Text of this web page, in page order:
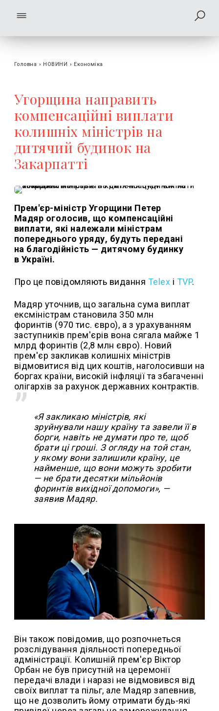
Головна › НОВИНИ › Економіка
Угорщина направить
компенсаційні виплати
колишніх міністрів на
дитячий будинок на
Закарпатті
Прем'єр-міністр Угорщини Петер
Мадяр оголосив, що компенсаційні
виплати, які належали міністрам
попереднього уряду, будуть передані
на благодійність — дитячому будинку
в Україні.
Про це повідомляють видання Telex і TVP.
Мадяр уточнив, що загальна сума виплат
ексміністрам становила 350 млн
форинтів (970 тис. євро), а з урахуванням
заступників прем'єрів вона сягала майже 1
млрд форинтів (2,8 млн євро). Новий
прем'єр закликав колишніх міністрів
відмовитися від цих коштів, наголосивши на
боргах країни, високій інфляції та збагаченні
олігархів за рахунок державних контрактів.
«Я закликаю міністрів, які
зруйнували нашу країну та завели її в
борги, навіть не думати про те, щоб
брати ці гроші. З огляду на той стан,
у якому вони залишили країну, це
найменше, що вони можуть зробити
— не брати десятки мільйонів
форинтів вихідної допомоги», —
заявив Мадяр.
Він також повідомив, що розпочнеться
розслідування діяльності попередньої
адміністрації. Колишній прем'єр Віктор
Орбан не був присутній на церемонії
передачі влади і наразі не відмовився від
своїх виплат та пільг, але Мадяр запевнив,
що не дозволить йому отримати будь-які